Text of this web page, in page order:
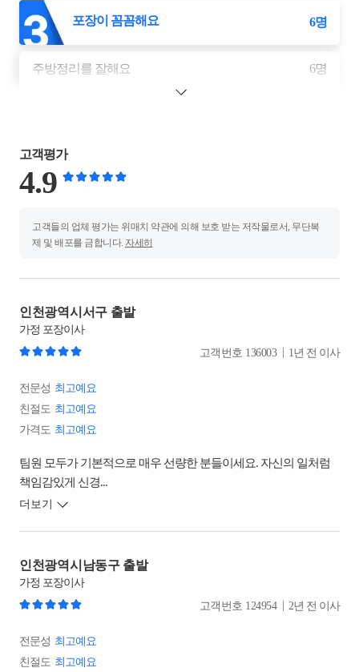
포장이 꼼꼼해요 6명
주방정리를 잘해요 6명
고객평가
4.9
고객들의 업체 평가는 위매치 약관에 의해 보호 받는 저작물로서, 무단복
제 및 배포를 금합니다. 자세히
인천광역시서구 출발
가정 포장이사
고객번호 136003 1년 전 이사
전문성 최고예요
친절도 최고예요
가격도 최고예요
팀원 모두가 기본적으로 매우 선량한 분들이세요. 자신의 일처럼
책임감있게 신경...
더보기
인천광역시남동구 출발
가정 포장이사
고객번호 124954 2년 전 이사
전문성 최고예요
친절도 최고예요